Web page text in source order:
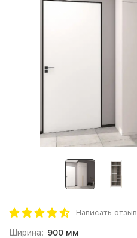
Написать отзыв
Ширина: 900 мм